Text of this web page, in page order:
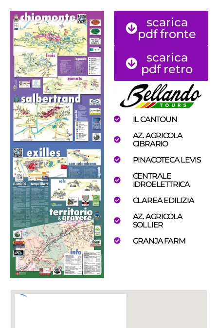
scarica
pdf fronte
scarica
pdf retro
IL CANTOUN
AZ. AGRICOLA
CIBRARIO
PINACOTECA LEVIS
CENTRALE
IDROELETTRICA
CLAREA EDILIZIA
AZ. AGRICOLA
SOLLIER
GRANJA FARM